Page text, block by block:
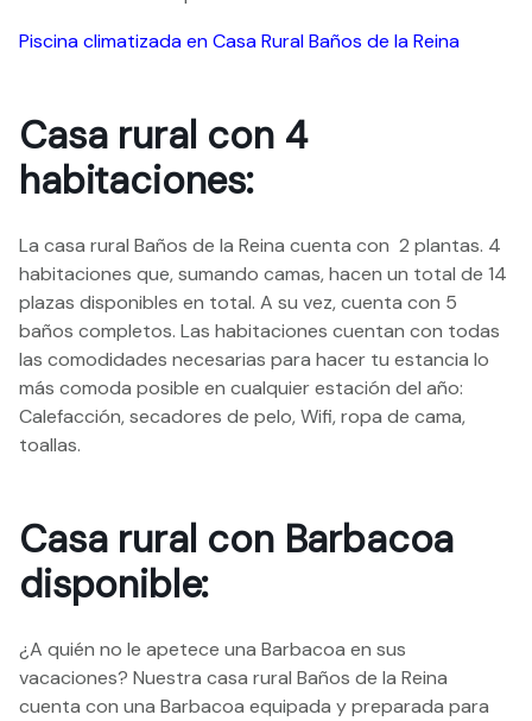
Piscina climatizada en Casa Rural Baños de la Reina
Casa rural con 4
habitaciones:
La casa rural Baños de la Reina cuenta con 2 plantas. 4
habitaciones que, sumando camas, hacen un total de 14
plazas disponibles en total. A su vez, cuenta con 5
baños completos. Las habitaciones cuentan con todas
las comodidades necesarias para hacer tu estancia lo
más comoda posible en cualquier estación del año:
Calefacción, secadores de pelo, Wifi, ropa de cama,
toallas.
Casa rural con Barbacoa
disponible:
¿A quién no le apetece una Barbacoa en sus
vacaciones? Nuestra casa rural Baños de la Reina
cuenta con una Barbacoa equipada y preparada para